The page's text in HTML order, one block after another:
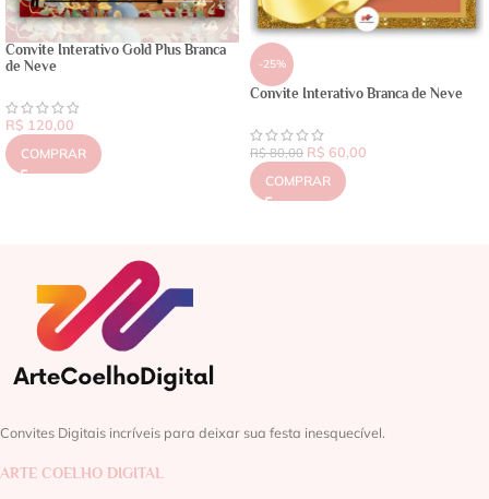
Convite Interativo Gold Plus Branca
de Neve
R$ 120,00
COMPRAR
-25%
Convite Interativo Branca de Neve
R$80,00 R$ 60,00
COMPRAR
Convites Digitais incríveis para deixar sua festa inesquecível.
ARTE COELHO DIGITAL